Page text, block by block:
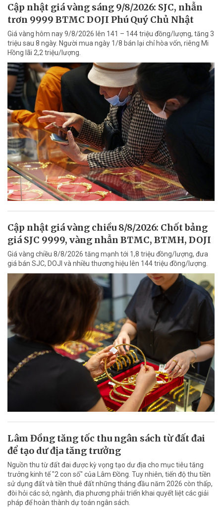
Cập nhật giá vàng sáng 9/8/2026: SJC, nhẫn
trơn 9999 BTMC DOJI Phú Quý Chủ Nhật
Giá vàng hôm nay 9/8/2026 lên 141 – 144 triệu đồng/lượng, tăng 3
triệu sau 8 ngày. Người mua ngày 1/8 bán lại chỉ hòa vốn, riêng Mi
Hồng lãi 2,2 triệu/lượng.
Cập nhật giá vàng chiều 8/8/2026: Chốt bảng
giá SJC 9999, vàng nhẫn BTMC, BTMH, DOJI
Giá vàng chiều 8/8/2026 tăng mạnh tới 1,8 triệu đồng/lượng, đưa
giá bán SJC, DOJI và nhiều thương hiệu lên 144 triệu đồng/lượng.
Lâm Đồng tăng tốc thu ngân sách từ đất đai
để tạo dư địa tăng trưởng
Nguồn thu từ đất đai được kỳ vọng tạo dư địa cho mục tiêu tăng
trưởng kinh tế "2 con số" của Lâm Đồng. Tuy nhiên, tiến độ thu tiền
sử dụng đất và tiền thuê đất những tháng đầu năm 2026 còn thấp,
đòi hỏi các sở, ngành, địa phương phải triển khai quyết liệt các giải
pháp để hoàn thành dự toán ngân sách.